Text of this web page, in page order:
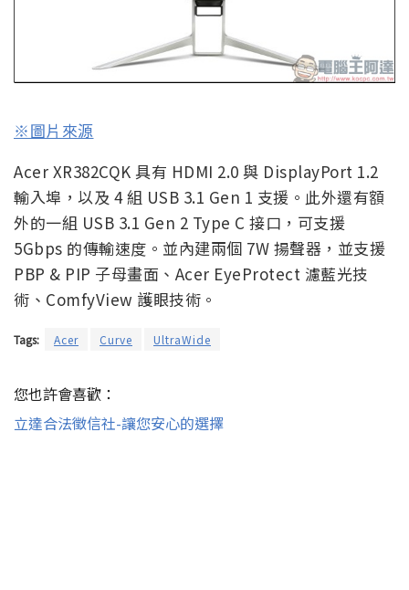
※圖片來源
Acer XR382CQK 具有 HDMI 2.0 與 DisplayPort 1.2
輸入埠，以及 4 組 USB 3.1 Gen 1 支援。此外還有額
外的一組 USB 3.1 Gen 2 Type C 接口，可支援
5Gbps 的傳輸速度。並內建兩個 7W 揚聲器，並支援
PBP & PIP 子母畫面、Acer EyeProtect 濾藍光技
術、ComfyView 護眼技術。
Tags: Acer Curve UltraWide
您也許會喜歡：
立達合法徵信社-讓您安心的選擇